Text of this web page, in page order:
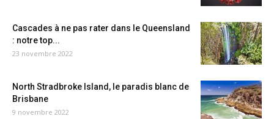
Cascades à ne pas rater dans le Queensland
: notre top...
23 novembre 2022
North Stradbroke Island, le paradis blanc de
Brisbane
9 novembre 2022